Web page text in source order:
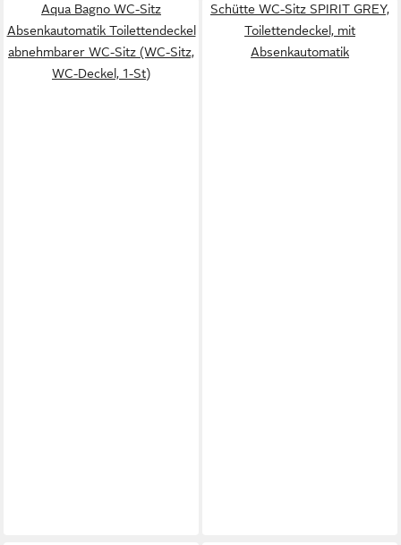
Aqua Bagno WC-Sitz
Absenkautomatik Toilettendeckel
abnehmbarer WC-Sitz (WC-Sitz,
WC-Deckel, 1-St)
Schütte WC-Sitz SPIRIT GREY,
Toilettendeckel, mit
Absenkautomatik